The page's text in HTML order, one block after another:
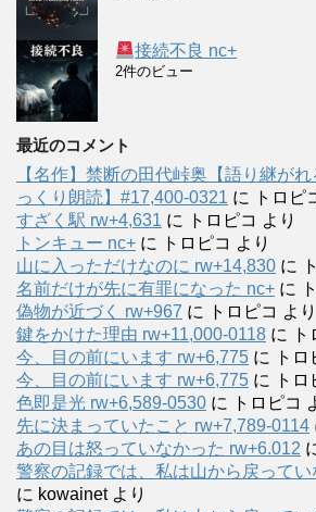
接続不良 nc+
2件のビュー
最近のコメント
【名作】禁断の田代峠奥【語り継が
っくり朗読】#17,400-0321 に トロピ
すざく駅 rw+4,631 に トロピコ より
トンキュー nc+ に トロピコ より
山に入っただけなのに rw+14,830 に
名前だけが先に有罪になった nc+ に
偽物が近づく rw+967 に トロピコ より
鍵をかけた理由 rw+11,000-0118 に
今、目の前にいます rw+6,775 に トロ
今、目の前にいます rw+6,775 に トロ
色即是光 rw+6,589-0530 に トロピコ
先に決まっていたこと rw+7,789-0114
あの目は怒っていなかった rw+6.012
警察の記録では、私は山から戻って
に kowainetより